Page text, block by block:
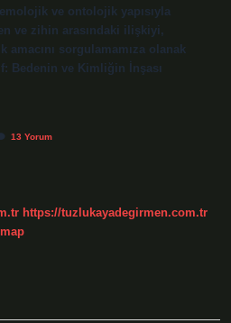
ve ontolojik yapısıyla
ve zihin arasındaki ilişkiyi,
amacını sorgulamamıza olanak
Bedenin ve Kimliğin İnşası
13 Yorum
https://tuzlukayadegirmen.com.tr